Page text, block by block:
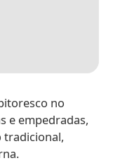
no
e empedradas,
tradicional,